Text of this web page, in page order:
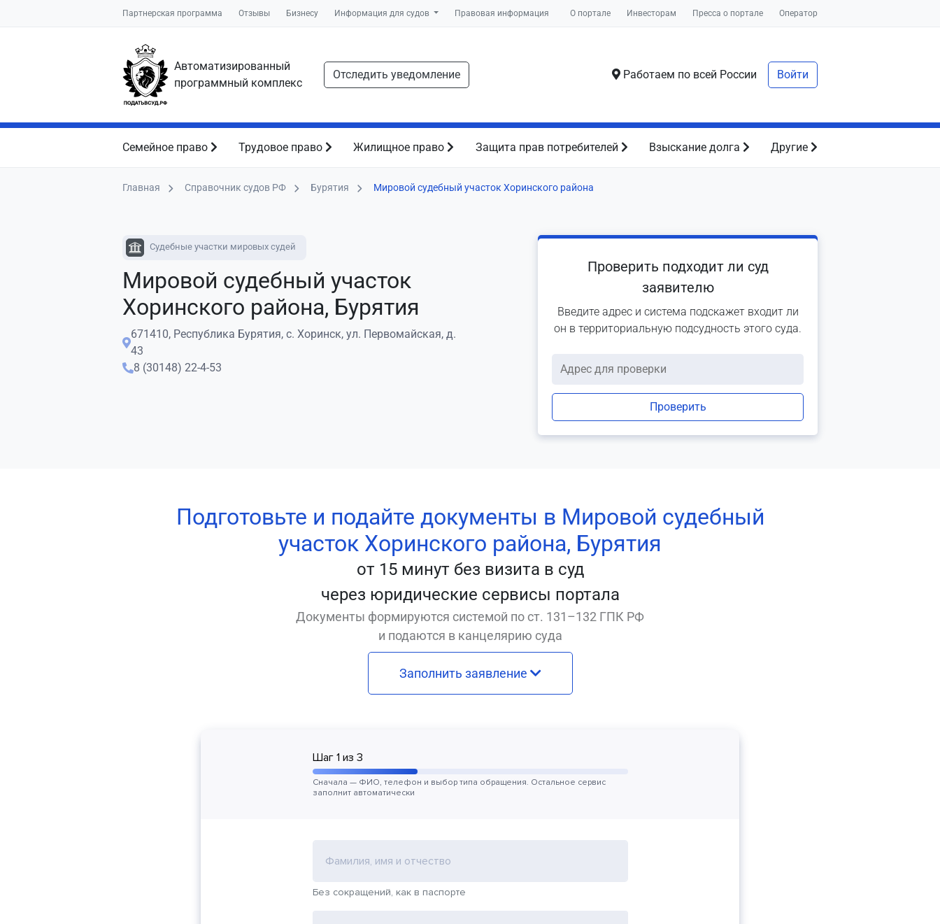
Партнерская программа Отзывы Бизнесу Информация для судов Правовая информация О портале Инвесторам Пресса о портале Оператор
Автоматизированный
программный комплекс
Отследить уведомление Работаем по всей России Войти
Семейное право Трудовое право Жилищное право Защита прав потребителей Взыскание долга Другие
Главная Справочник судов РФ Бурятия Мировой судебный участок Хоринского района
Судебные участки мировых судей
Мировой судебный участок
Хоринского района, Бурятия
671410, Республика Бурятия, с. Хоринск, ул. Первомайская, д.
43
8 (30148) 22-4-53
Проверить подходит ли суд
заявителю
Введите адрес и система подскажет входит ли
он в территориальную подсудность этого суда.
Проверить
Подготовьте и подайте документы в Мировой судебный
участок Хоринского района, Бурятия
от 15 минут без визита в суд
через юридические сервисы портала
Документы формируются системой по ст. 131–132 ГПК РФ
и подаются в канцелярию суда
Заполнить заявление
Шаг 1 из 3
Сначала — ФИО, телефон и выбор типа обращения. Остальное сервис
заполнит автоматически
Фамилия, имя и отчество
Без сокращений, как в паспорте